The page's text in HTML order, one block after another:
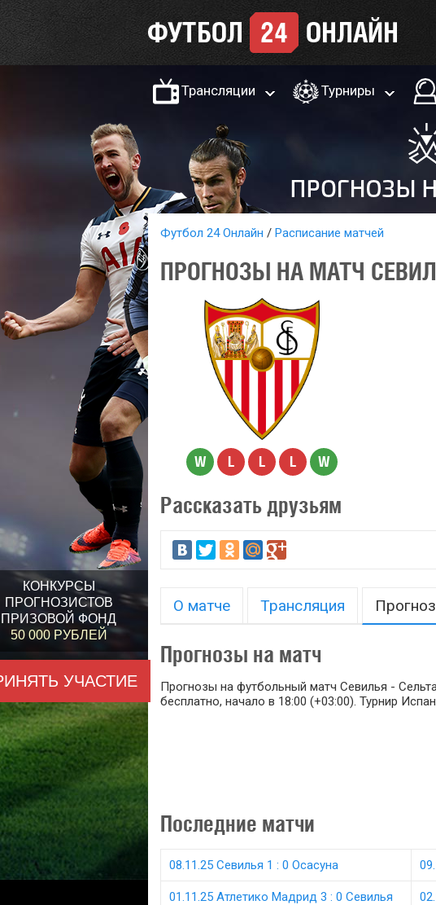
КОНКУРСЫ
ПРОГНОЗИСТОВ
ПРИЗОВОЙ ФОНД
50 000 РУБЛЕЙ
УЧАСТИЕ
Трансляции Турниры
Футбол 24 Онлайн Расписание матчей
ПРОГНОЗЫ НА МАТЧ
W L L L W
Рассказать друзьям
О матче Трансляция
Прогнозы на матч
Прогнозы на футбольный матч Севилья -
бесплатно, начало в 18:00 (+03:00). Турнир
Последние матчи
08.11.25 Севилья 1 : 0 Осасуна
01.11.25 Атлетико Мадрид 3 : 0 Севилья